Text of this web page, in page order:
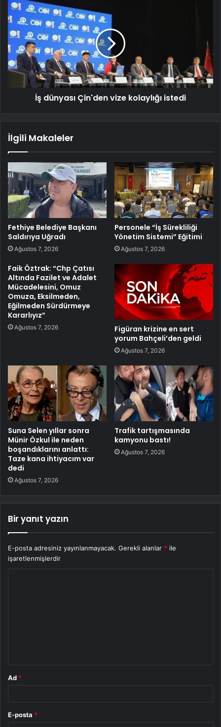
İş dünyası Çin'den vize kolaylığı istedi
İlgili Makaleler
Fethiye Belediye Başkanı
Saldırıya Uğradı
Ağustos 7, 2026
Personele “İş Sürekliliği
Yönetim Sistemi” Eğitimi
Ağustos 7, 2026
Faik Öztrak: “Chp Çatısı
Altında Fazilet ve Adalet
Mücadelesini, Omuz
Omuza, Eksilmeden,
Eğilmeden Sürdürmeye
Kararlıyız”
Ağustos 7, 2026
Figüran krizine en sert
yorum Bahçeli’den geldi
Ağustos 7, 2026
Suna Selen yıllar sonra
Münir Özkul ile neden
boşandıklarını anlattı:
Taze kana ihtiyacım var
dedi
Ağustos 7, 2026
Trafik tartışmasında
kamyonu bastı!
Ağustos 7, 2026
Bir yanıt yazın
E-posta adresiniz yayınlanmayacak. Gerekli alanlar * ile
işaretlenmişlerdir
Ad *
E-posta *